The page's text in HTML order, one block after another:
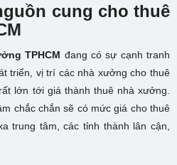
cung cho thuê
TPHCM đang có sự cạnh tranh
triển, vị trí các nhà xưởng cho thuê
lớn tới giá thành thuê nhà xưởng.
chắc chắn sẽ có mức giá cho thuê
trung tâm, các tỉnh thành lân cận,